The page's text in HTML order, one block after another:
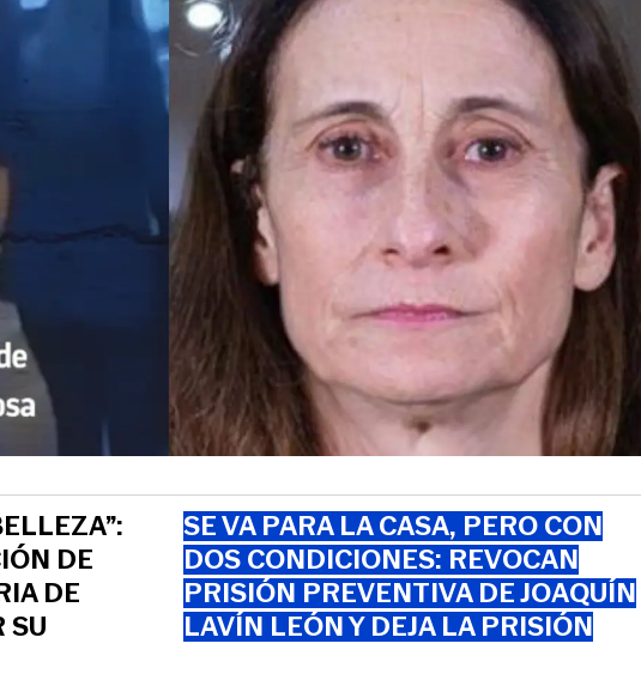
DE
DE
SU
SE VA PARA LA CASA, PERO CON
DOS CONDICIONES: REVOCAN
PRISIÓN PREVENTIVA DE JOAQUÍN
LAVÍN LEÓN Y DEJA LA PRISIÓN